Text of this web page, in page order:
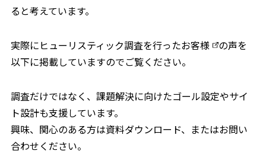
ると考えています。
実際にヒューリスティック調査を行ったお客様
の声を
以下に掲載していますのでご覧ください。
調査だけではなく、課題解決に向けたゴール設定やサイ
ト設計も支援しています。
興味、関心のある方は資料ダウンロード、またはお問い
合わせください。